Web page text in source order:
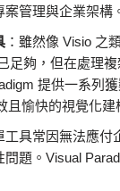
管理與企業架構
：雖然像 Visio 之
足夠，但在處理
提供一系列
且愉快的視覺化建
工具常因無法應
問題。Visual